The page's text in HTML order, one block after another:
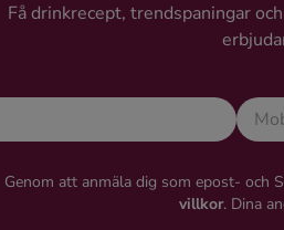
Få drinkrecept, trendspaningar
Genom att anmäla dig som epost- och
villkor. Dina